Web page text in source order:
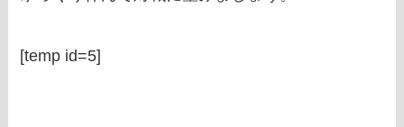
[temp id=5]